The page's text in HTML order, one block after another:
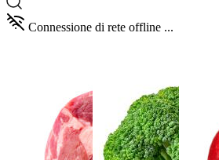
Connessione di rete offline ...